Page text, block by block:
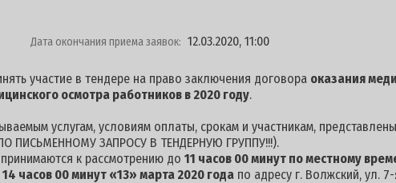
Дата окончания приема заявок: 12.03.2020, 11:00
участие в тендере на право заключения договора оказания
осмотра работников в 2020 году.
услугам, условиям оплаты, срокам и участникам,
ПИСЬМЕННОМУ ЗАПРОСУ В ТЕНДЕРНУЮ ГРУППУ!!!).
к рассмотрению до 11 часов 00 минут по местному
14 часов 00 минут «13» марта 2020 года по адресу г. Волжский, ул.